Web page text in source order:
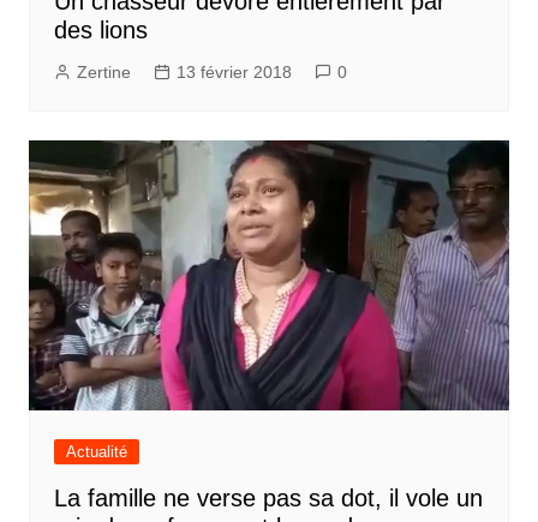
des lions
Zertine 13 février 2018 0
Actualité
La famille ne verse pas sa dot, il vole un